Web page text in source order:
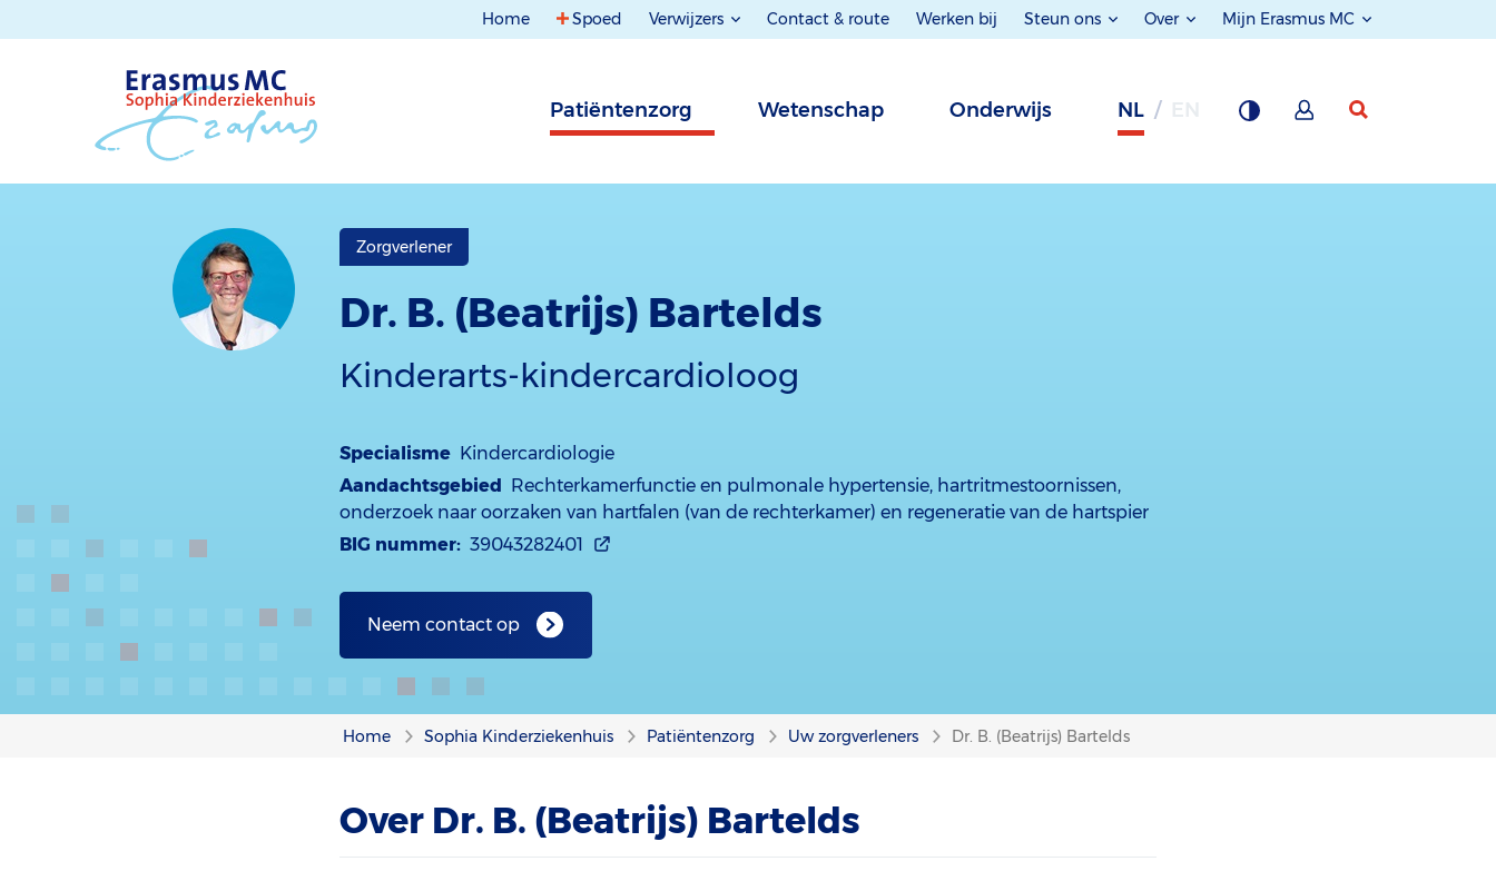
Home Spoed Verwijzers Contact & route Werken bij Steun ons Over Mijn Erasmus MC
Patiëntenzorg Wetenschap Onderwijs NL
Zorgverlener
Dr. B. (Beatrijs) Bartelds
Kinderarts-kindercardioloog
Specialisme Kindercardiologie
Aandachtsgebied Rechterkamerfunctie en pulmonale hypertensie, hartritmestoornissen,
onderzoek naar oorzaken van hartfalen (van de rechterkamer) en regeneratie van de hartspier
BIG nummer: 39043282401
Neem contact op
Home Sophia Kinderziekenhuis Patiëntenzorg Uw zorgverleners Dr. B. (Beatrijs) Bartelds
Over Dr. B. (Beatrijs) Bartelds